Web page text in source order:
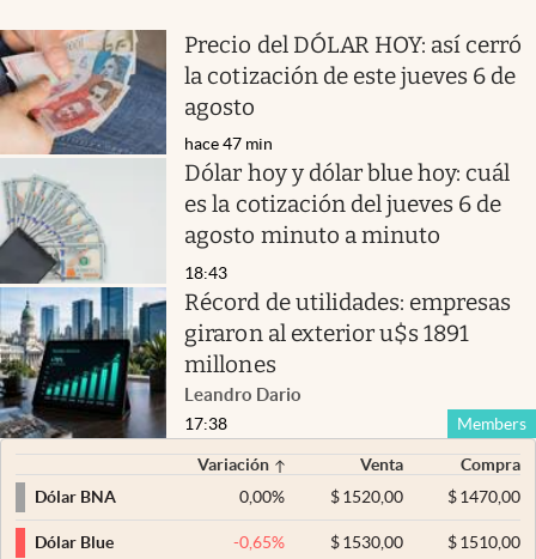
Precio del DÓLAR HOY: así cerró
la cotización de este jueves 6 de
agosto
hace 47 min
Dólar hoy y dólar blue hoy: cuál
es la cotización del jueves 6 de
agosto minuto a minuto
18:43
Récord de utilidades: empresas
giraron al exterior u$s 1891
millones
Leandro Dario
Members
17:38
Variación Venta
Compra
Dólar BNA
0,00% $ 1520,00 $1470,00
Dólar Blue -0,65% $ 1530,00 $1510,00